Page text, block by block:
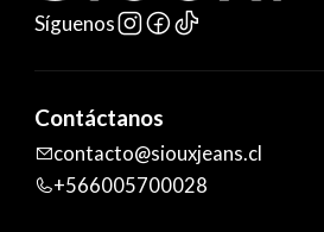
Síguenos
Contáctanos
contacto@siouxjeans.cl
+566005700028